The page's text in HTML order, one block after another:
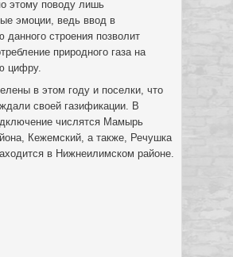
этому поводу лишь
эмоции, ведь ввод в
данного строения позволит
природного газа на
цифру.
в этом году и поселки, что
своей газификации. В
числятся Мамырь
Кежемский, а также, Речушка
в Нижнеилимском районе.